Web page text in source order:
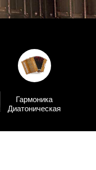
Гармоника
Диатоническая